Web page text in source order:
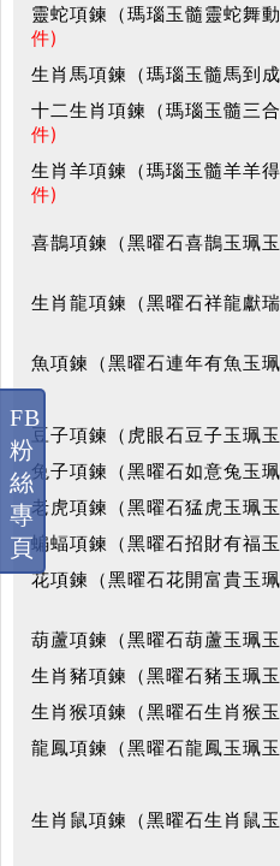
靈蛇項鍊（瑪瑙玉髓靈蛇舞
件)
生肖馬項鍊（瑪瑙玉髓馬到成
十二生肖項鍊（瑪瑙玉髓三
件)
生肖羊項鍊（瑪瑙玉髓羊羊
件)
喜鵲項鍊（黑曜石喜鵲玉珮玉
生肖龍項鍊（黑曜石祥龍獻瑞
魚項鍊（黑曜石連年有魚玉珮
豆子項鍊（虎眼石豆子玉珮玉
兔子項鍊（黑曜石如意兔玉珮
老虎項鍊（黑曜石猛虎玉珮玉
蝙蝠項鍊（黑曜石招財有福玉
花項鍊（黑曜石花開富貴玉珮
葫蘆項鍊（黑曜石葫蘆玉珮玉
生肖豬項鍊（黑曜石豬玉珮玉
生肖猴項鍊（黑曜石生肖猴玉
龍鳳項鍊（黑曜石龍鳳玉珮玉
生肖鼠項鍊（黑曜石生肖鼠玉
FB
粉
絲
專
頁